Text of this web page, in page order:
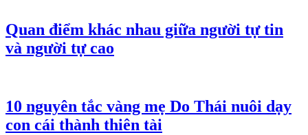
Quan điểm khác nhau giữa người tự tin
và người tự cao
10 nguyên tắc vàng mẹ Do Thái nuôi dạy
con cái thành thiên tài